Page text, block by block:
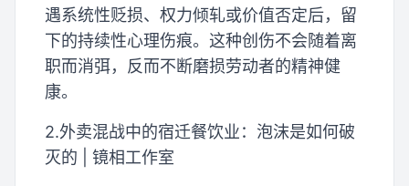
遇系统性贬损、权力倾轧或价值否定后，留
下的持续性心理伤痕。这种创伤不会随着离
职而消弭，反而不断磨损劳动者的精神健
康。
2.外卖混战中的宿迁餐饮业：泡沫是如何破
灭的 | 镜相工作室